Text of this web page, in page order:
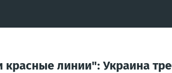
красные линии": Украина